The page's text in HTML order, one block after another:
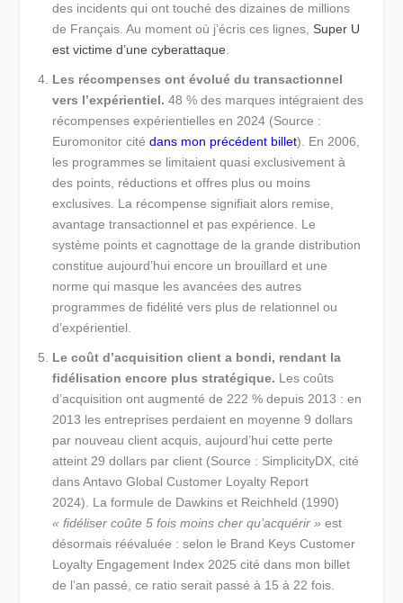
des incidents qui ont touché des dizaines de millions
de Français. Au moment où j’écris ces lignes, Super U
est victime d’une cyberattaque
Les récompenses ont évolué du transactionnel
vers l’expérientiel. 48 % des marques intégraient des
récompenses expérientielles en 2024 (Source :
Euromonitor citédans mon précédent billet). En 2006,
les programmes se limitaient quasi exclusivement à
des points, réductions et offres plus ou moins
exclusives. La récompense signifiait alors remise,
avantage transactionnel et pas expérience. Le
système points et cagnottage de la grande distribution
constitue aujourd’hui encore un brouillard et une
norme qui masque les avancées des autres
programmes de fidélité vers plus de relationnel ou
d’expérientiel.
Le coût d’acquisition client a bondi, rendant la
fidélisation encore plus stratégique. Les coûts
d’acquisition ont augmenté de 222 % depuis 2013 : en
2013 les entreprises perdaient en moyenne 9 dollars
par nouveau client acquis, aujourd’hui cette perte
atteint 29 dollars par client (Source : SimplicityDX, cité
dans Antavo Global Customer Loyalty Report
2024). La formule de Dawkins et Reichheld (1990)
« fidéliser coûte 5 fois moins cher qu’acquérir » est
désormais réévaluée : selon le Brand Keys Customer
Loyalty Engagement Index 2025 cité dans mon billet
de l’an passé, ce ratio serait passé à 15 à 22 fois.